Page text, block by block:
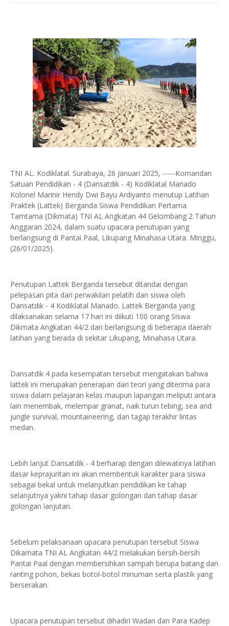
TNI AL. Kodiklatal. Surabaya, 26 Januari 2025, -----Komandan
Satuan Pendidikan - 4 (Dansatdik - 4) Kodiklatal Manado
Kolonel Marinir Hendy Dwi Bayu Ardiyanto menutup Latihan
Praktek (Lattek) Berganda Siswa Pendidikan Pertama
Tamtama (Dikmata) TNI AL Angkatan 44 Gelombang 2 Tahun
Anggaran 2024, dalam suatu upacara penutupan yang
berlangsung di Pantai Paal, Likupang Minahasa Utara. Minggu,
(26/01/2025).
Penutupan Lattek Berganda tersebut ditandai dengan
pelepasan pita dari perwakilan pelatih dan siswa oleh
Dansatdik - 4 Kodiklatal Manado. Lattek Berganda yang
dilaksanakan selama 17 hari ini diikuti 100 orang Siswa
Dikmata Angkatan 44/2 dan berlangsung di beberapa daerah
latihan yang berada di sekitar Likupang, Minahasa Utara.
Dansatdik 4 pada kesempatan tersebut mengatakan bahwa
lattek ini merupakan penerapan dari teori yang diterima para
siswa dalam pelajaran kelas maupun lapangan meliputi antara
lain menembak, melempar granat, naik turun tebing, sea and
jungle survival, mountaineering, dan tagap terakhir lintas
medan.
Lebih lanjut Dansatdik - 4 berharap dengan dilewatinya latihan
dasar keprajuritan ini akan membentuk karakter para siswa
sebagai bekal untuk melanjutkan pendidikan ke tahap
selanjutnya yakni tahap dasar golongan dan tahap dasar
golongan lanjutan.
Sebelum pelaksanaan upacara penutupan tersebut Siswa
Dikamata TNI AL Angkatan 44/2 melakukan bersih-bersih
Pantai Paal dengan membersihkan sampah berupa batang dan
ranting pohon, bekas botol-botol minuman serta plastik yang
berserakan.
Upacara penutupan tersebut dihadiri Wadan dan Para Kadep